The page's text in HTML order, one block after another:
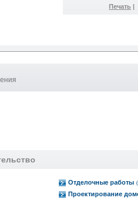
Печать |
Отделочные работы
Проектирование